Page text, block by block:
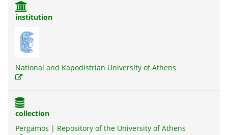
institution
National and Kapodistrian University of Athens
collection
Pergamos | Repository of the University of Athens